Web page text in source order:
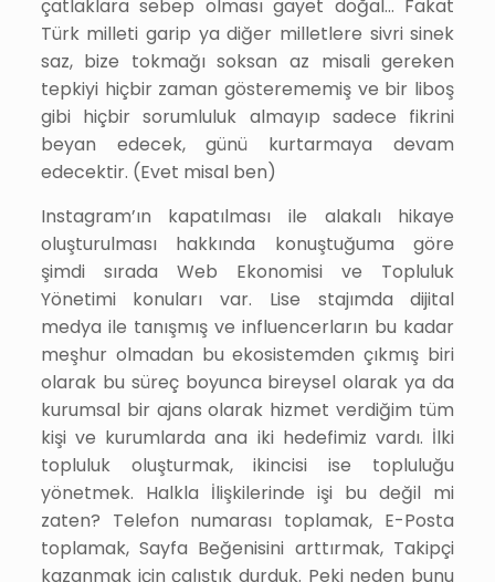
çatlaklara sebep olması gayet doğal… Fakat
Türk milleti garip ya diğer milletlere sivri sinek
saz, bize tokmağı soksan az misali gereken
tepkiyi hiçbir zaman gösterememiş ve bir liboş
gibi hiçbir sorumluluk almayıp sadece fikrini
beyan edecek, günü kurtarmaya devam
edecektir. (Evet misal ben)
Instagram’ın kapatılması ile alakalı hikaye
oluşturulması hakkında konuştuğuma göre
şimdi sırada Web Ekonomisi ve Topluluk
Yönetimi konuları var. Lise stajımda dijital
medya ile tanışmış ve influencerların bu kadar
meşhur olmadan bu ekosistemden çıkmış biri
olarak bu süreç boyunca bireysel olarak ya da
kurumsal bir ajans olarak hizmet verdiğim tüm
kişi ve kurumlarda ana iki hedefimiz vardı. İlki
topluluk oluşturmak, ikincisi ise topluluğu
yönetmek. Halkla İlişkilerinde işi bu değil mi
zaten? Telefon numarası toplamak, E-Posta
toplamak, Sayfa Beğenisini arttırmak, Takipçi
kazanmak için çalıştık durduk. Peki neden bunu